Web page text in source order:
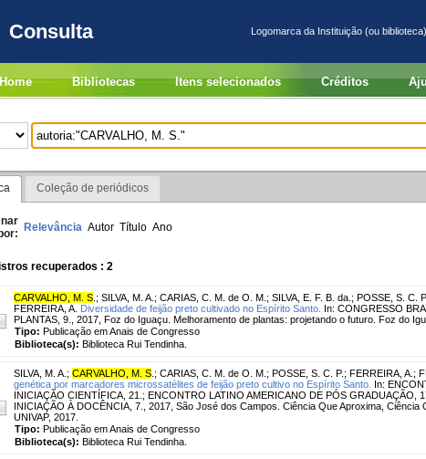
Consulta Logomarca da Instituição (ou biblioteca)
Bibliotecas Itens selecionados Créditos
Coleção de periódicos
Relevância Autor Título Ano
recuperados : 2
CARVALHO, M. S ; SILVA, M. A. ; CARIAS, C. M. de O. M. ; SILVA, E. F. B. da. ; POSSE, S. C. P.
FERREIRA, A. Diversidade de feijão preto cultivado no Espírito Santo. In: CONGRESSO
PLANTAS, 9., 2017, Foz do Iguaçu. Melhoramento de plantas: projetando o futuro. Foz do
Tipo: Publicação em Anais de Congresso
Biblioteca(s): Biblioteca Rui Tendinha.
SILVA, M. A. ; CARVALHO, M. S ; CARIAS, C. M. de O. M. ; POSSE, S. C. P. ; FERREIRA, A. ;
genética por marcadores microssatélites de feijão preto cultivo no Espírito Santo. In:
INICIAÇÃO CIENTÍFICA, 21.; ENCONTRO LATINO AMERICANO DE PÓS GRADUAÇÃO,
INICIAÇÃO À DOCÊNCIA, 7., 2017, São José dos Campos. Ciência Que Aproxima, Ciência
UNIVAP, 2017.
Tipo: Publicação em Anais de Congresso
Biblioteca(s): Biblioteca Rui Tendinha.